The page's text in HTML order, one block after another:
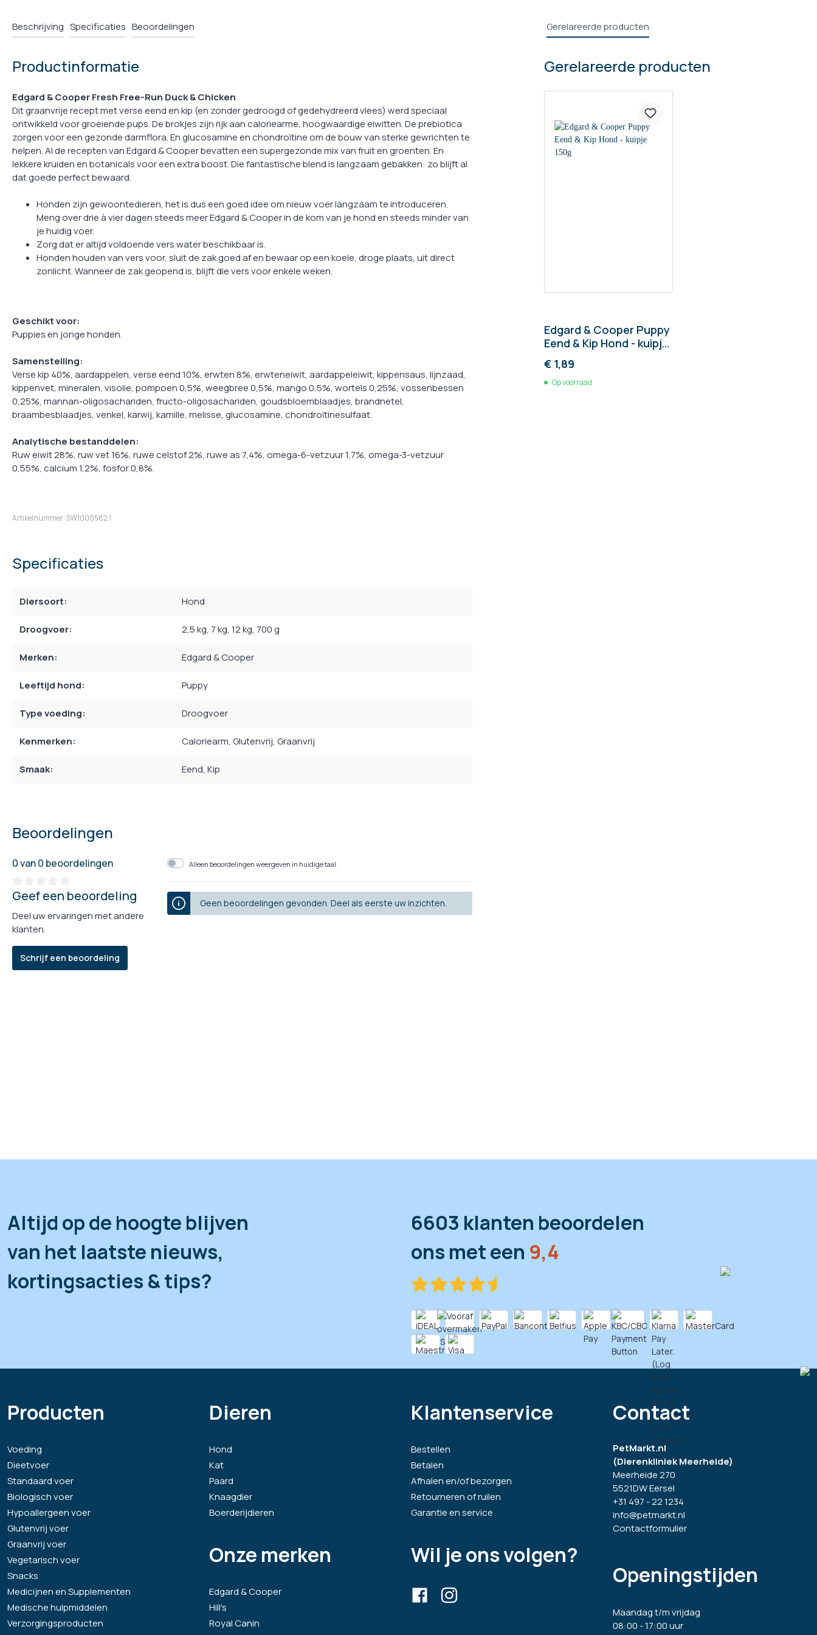
Beschrijving Specificaties Beoordelingen
Productinformatie
Edgard & Cooper Fresh Free-Run Duck & Chicken
Dit graanvrije recept met verse eend en kip (en zonder gedroogd of gedehydreerd vlees) werd speciaal
ontwikkeld voor groeiende pups. De brokjes zijn rijk aan caloriearme, hoogwaardige eiwitten. De prebiotica
zorgen voor een gezonde darmflora. En glucosamine en chondroïtine om de bouw van sterke gewrichten te
helpen. Al de recepten van Edgard & Cooper bevatten een supergezonde mix van fruit en groenten. En
lekkere kruiden en botanicals voor een extra boost. Die fantastische blend is langzaam gebakken: zo blijft al
dat goede perfect bewaard.
Honden zijn gewoontedieren, het is dus een goed idee om nieuw voer langzaam te introduceren.
Meng over drie à vier dagen steeds meer Edgard & Cooper in de kom van je hond en steeds minder van
je huidig voer.
Zorg dat er altijd voldoende vers water beschikbaar is.
Honden houden van vers voor, sluit de zak goed af en bewaar op een koele, droge plaats, uit direct
zonlicht. Wanneer de zak geopend is, blijft die vers voor enkele weken.
Geschikt voor:
Puppies en jonge honden.
Samenstelling:
Verse kip 40%, aardappelen, verse eend 10%, erwten 8%, erwteneiwit, aardappeleiwit, kippensaus, lijnzaad,
kippenvet, mineralen, visolie, pompoen 0,5%, weegbree 0,5%, mango 0,5%, wortels 0,25%, vossenbessen
0,25%, mannan-oligosachariden, fructo-oligosachariden, goudsbloemblaadjes, brandnetel,
braambesblaadjes, venkel, karwij, kamille, melisse, glucosamine, chondroïtinesulfaat.
Analytische bestanddelen:
Ruw eiwit 28%, ruw vet 16%, ruwe celstof 2%, ruwe as 7,4%, omega-6-vetzuur 1,7%, omega-3-vetzuur
0,55%, calcium 1,2%, fosfor 0,8%.
Artikelnummer: SW1000582.1
Specificaties
Diersoort: Hond
Droogvoer: 2,5 kg, 7 kg, 12 kg, 700 g
Merken: Edgard & Cooper
Leeftijd hond: Puppy
Type voeding: Droogvoer
Kenmerken: Caloriearm, Glutenvrij, Graanvrij
Smaak: Eend, Kip
Beoordelingen
0 van 0 beoordelingen
Geef een beoordeling
Deel uw ervaringen met andere
klanten.
Schrijf een beoordeling
Alleen beoordelingen weergeven in huidige taal.
Geen beoordelingen gevonden. Deel als eerste uw inzichten.
Gerelareerde producten
Gerelareerde producten
Edgard & Cooper Puppy
Eend & Kip Hond - kuipje
€ 1,89
Op voorraad
Altijd op de hoogte blijven
van het laatste nieuws,
kortingsacties & tips?
6603 klanten beoordelen
ons met een 9,4
Producten
Voeding
Dieetvoer
Standaard voer
Biologisch voer
Hypoallergeen voer
Glutenvrij voer
Graanvrij voer
Vegetarisch voer
Snacks
Medicijnen en Supplementen
Medische hulpmiddelen
Verzorgingsproducten
Dieren
Hond
Kat
Paard
Knaagdier
Boerderijdieren
Onze merken
Edgard & Cooper
Hill's
Royal Canin
Klantenservice
Bestellen
Betalen
Afhalen en/of bezorgen
Retourneren of ruilen
Garantie en service
Wil je ons volgen?
Contact
PetMarkt.nl
(Dierenkliniek Meerheide)
Meerheide 270
5521DW Eersel
+31 497 - 22 1234
info@petmarkt.nl
Contactformulier
Openingstijden
Maandag t/m vrijdag
08:00 - 17:00 uur